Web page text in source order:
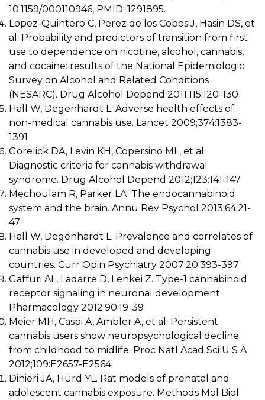
10.1159/000110946, PMID: 1291895.
Lopez-Quintero C, Perez de los Cobos J, Hasin DS, et
al. Probability and predictors of transition from first
use to dependence on nicotine, alcohol, cannabis,
and cocaine: results of the National Epidemiologic
Survey on Alcohol and Related Conditions
(NESARC). Drug Alcohol Depend 2011;115:120-130
Hall W, Degenhardt L. Adverse health effects of
non-medical cannabis use. Lancet 2009;374:1383-
1391
Gorelick DA, Levin KH, Copersino ML, et al.
Diagnostic criteria for cannabis withdrawal
syndrome. Drug Alcohol Depend 2012;123:141-147
Mechoulam R, Parker LA. The endocannabinoid
system and the brain. Annu Rev Psychol 2013;64:21-
47
Hall W, Degenhardt L. Prevalence and correlates of
cannabis use in developed and developing
countries. Curr Opin Psychiatry 2007;20:393-397
Gaffuri AL, Ladarre D, Lenkei Z. Type-1 cannabinoid
receptor signaling in neuronal development.
Pharmacology 2012;90:19-39
Meier MH, Caspi A, Ambler A, et al. Persistent
cannabis users show neuropsychological decline
from childhood to midlife. Proc Natl Acad Sci U S A
2012;109:E2657-E2564
Dinieri JA, Hurd YL. Rat models of prenatal and
adolescent cannabis exposure. Methods Mol Biol